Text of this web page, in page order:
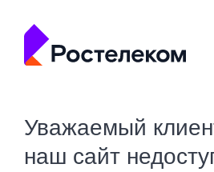
Уважаемый
наш сайт